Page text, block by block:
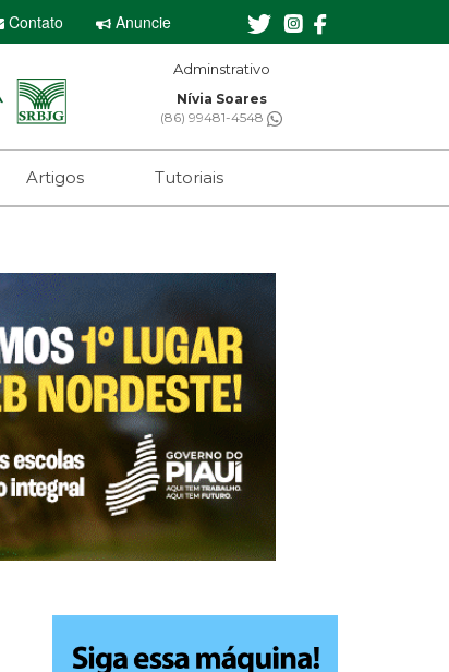
Contato Anuncie
Adminstrativo
Nívia Soares
(86) 99481-4548
Artigos Tutoriais